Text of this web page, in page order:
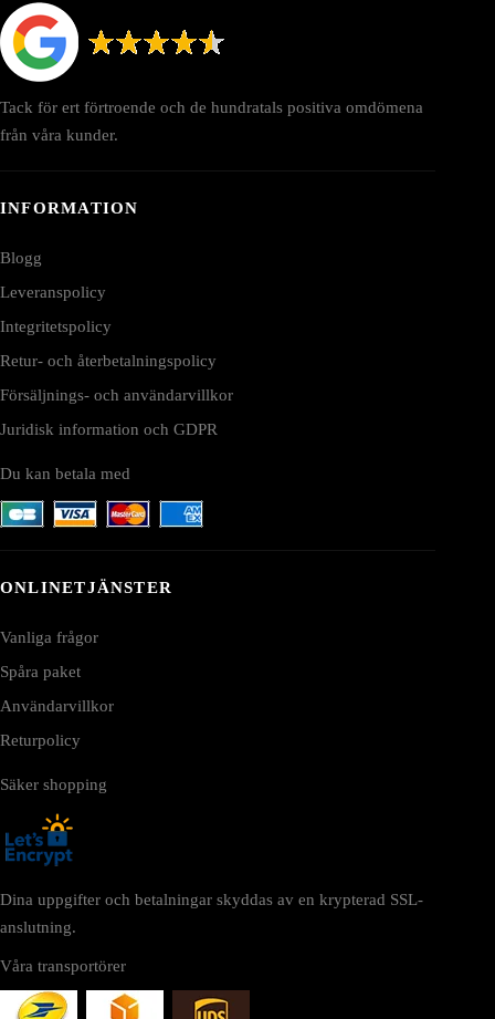
Tack för ert förtroende och de hundratals positiva omdömena
från våra kunder.
INFORMATION
Blogg
Leveranspolicy
Integritetspolicy
Retur- och återbetalningspolicy
Försäljnings- och användarvillkor
Juridisk information och GDPR
Du kan betala med
ONLINETJÄNSTER
Vanliga frågor
Spåra paket
Användarvillkor
Returpolicy
Säker shopping
Dina uppgifter och betalningar skyddas av en krypterad SSL-
anslutning.
Våra transportörer